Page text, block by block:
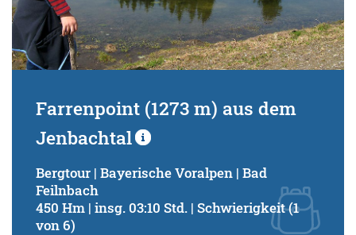
Farrenpoint (1273 m) aus dem
Jenbachtal
Bergtour | Bayerische Voralpen | Bad
Feilnbach
450 Hm | insg. 03:10 Std. | Schwierigkeit (1
von 6)